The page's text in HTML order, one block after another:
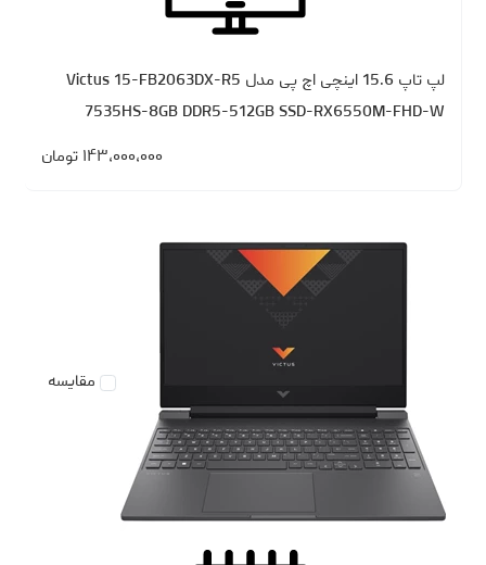
لپ تاپ 15.6 اینچی اچ‌ پی مدل Victus 15-FB2063DX-R5
7535HS-8GB DDR5-512GB SSD-RX6550M-FHD-W
۱۴۳،۰۰۰،۰۰۰ تومان
مقایسه